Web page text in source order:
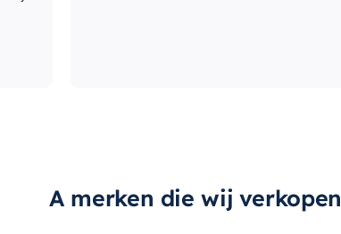
A merken die wij verkopen